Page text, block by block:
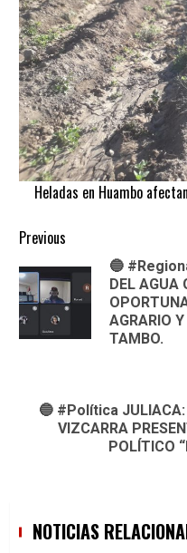
Heladas en Huambo
Continue
Reading
Previous
🔵
DEL AGUA
AGRARIO
TAMBO.
Next
🔵 #Política JULIACA:
VIZCARRA
POLÍTICO
NOTICIAS